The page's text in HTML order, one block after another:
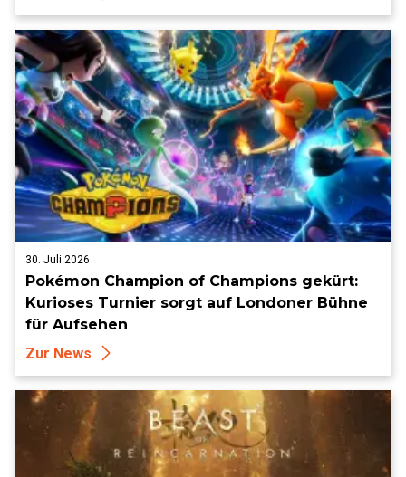
30. Juli 2026
Pokémon Champion of Champions gekürt:
Kurioses Turnier sorgt auf Londoner Bühne
für Aufsehen
Zur News